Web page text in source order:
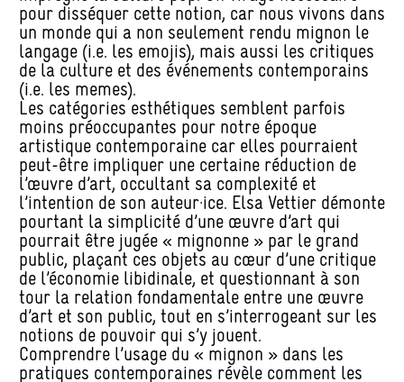
pour disséquer cette notion, car nous vivons dans
un monde qui a non seulement rendu mignon le
langage (i.e. les emojis), mais aussi les critiques
de la culture et des événements contemporains
(i.e. les memes).
Les catégories esthétiques semblent parfois
moins préoccupantes pour notre époque
artistique contemporaine car elles pourraient
peut-être impliquer une certaine réduction de
l’œuvre d’art, occultant sa complexité et
l’intention de son auteur·ice. Elsa Vettier démonte
pourtant la simplicité d’une œuvre d’art qui
pourrait être jugée « mignonne » par le grand
public, plaçant ces objets au cœur d’une critique
de l’économie libidinale, et questionnant à son
tour la relation fondamentale entre une œuvre
d’art et son public, tout en s’interrogeant sur les
notions de pouvoir qui s’y jouent.
Comprendre l’usage du « mignon » dans les
pratiques contemporaines révèle comment les